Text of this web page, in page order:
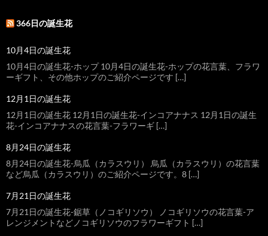
366日の誕生花
10月4日の誕生花
10月4日の誕生花-ホップ 10月4日の誕生花-ホップの花言葉、フラワ
ーギフト、その他ホップのご紹介ページです […]
12月1日の誕生花
12月1日の誕生花 12月1日の誕生花-インコアナナス 12月1日の誕生
花-インコアナナスの花言葉-フラワーギ […]
8月24日の誕生花
8月24日の誕生花-烏瓜（カラスウリ） 烏瓜（カラスウリ）の花言葉
など烏瓜（カラスウリ）のご紹介ページです。8 […]
7月21日の誕生花
7月21日の誕生花-鋸草（ノコギリソウ） ノコギリソウの花言葉-ア
レンジメントなどノコギリソウのフラワーギフト […]